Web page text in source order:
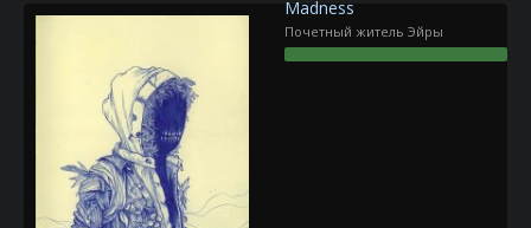
Madness
Почетный житель Эйры